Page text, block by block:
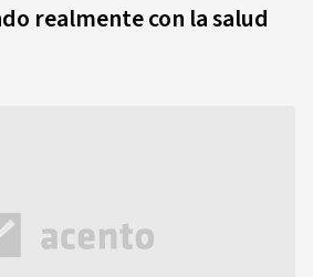
realmente con la salud